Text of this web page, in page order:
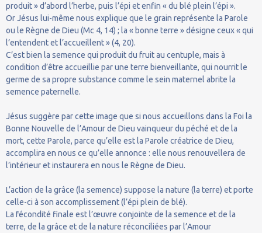
produit » d’abord l’herbe, puis l’épi et enfin « du blé plein l’épi ».
Or Jésus lui-même nous explique que le grain représente la Parole
ou le Règne de Dieu (Mc 4, 14) ; la « bonne terre » désigne ceux « qui
l’entendent et l’accueillent » (4, 20).
C’est bien la semence qui produit du fruit au centuple, mais à
condition d’être accueillie par une terre bienveillante, qui nourrit le
germe de sa propre substance comme le sein maternel abrite la
semence paternelle.
Jésus suggère par cette image que si nous accueillons dans la Foi la
Bonne Nouvelle de l’Amour de Dieu vainqueur du péché et de la
mort, cette Parole, parce qu’elle est la Parole créatrice de Dieu,
accomplira en nous ce qu’elle annonce : elle nous renouvellera de
l’intérieur et instaurera en nous le Règne de Dieu.
L’action de la grâce (la semence) suppose la nature (la terre) et porte
celle-ci à son accomplissement (l’épi plein de blé).
La fécondité finale est l’œuvre conjointe de la semence et de la
terre, de la grâce et de la nature réconciliées par l’Amour